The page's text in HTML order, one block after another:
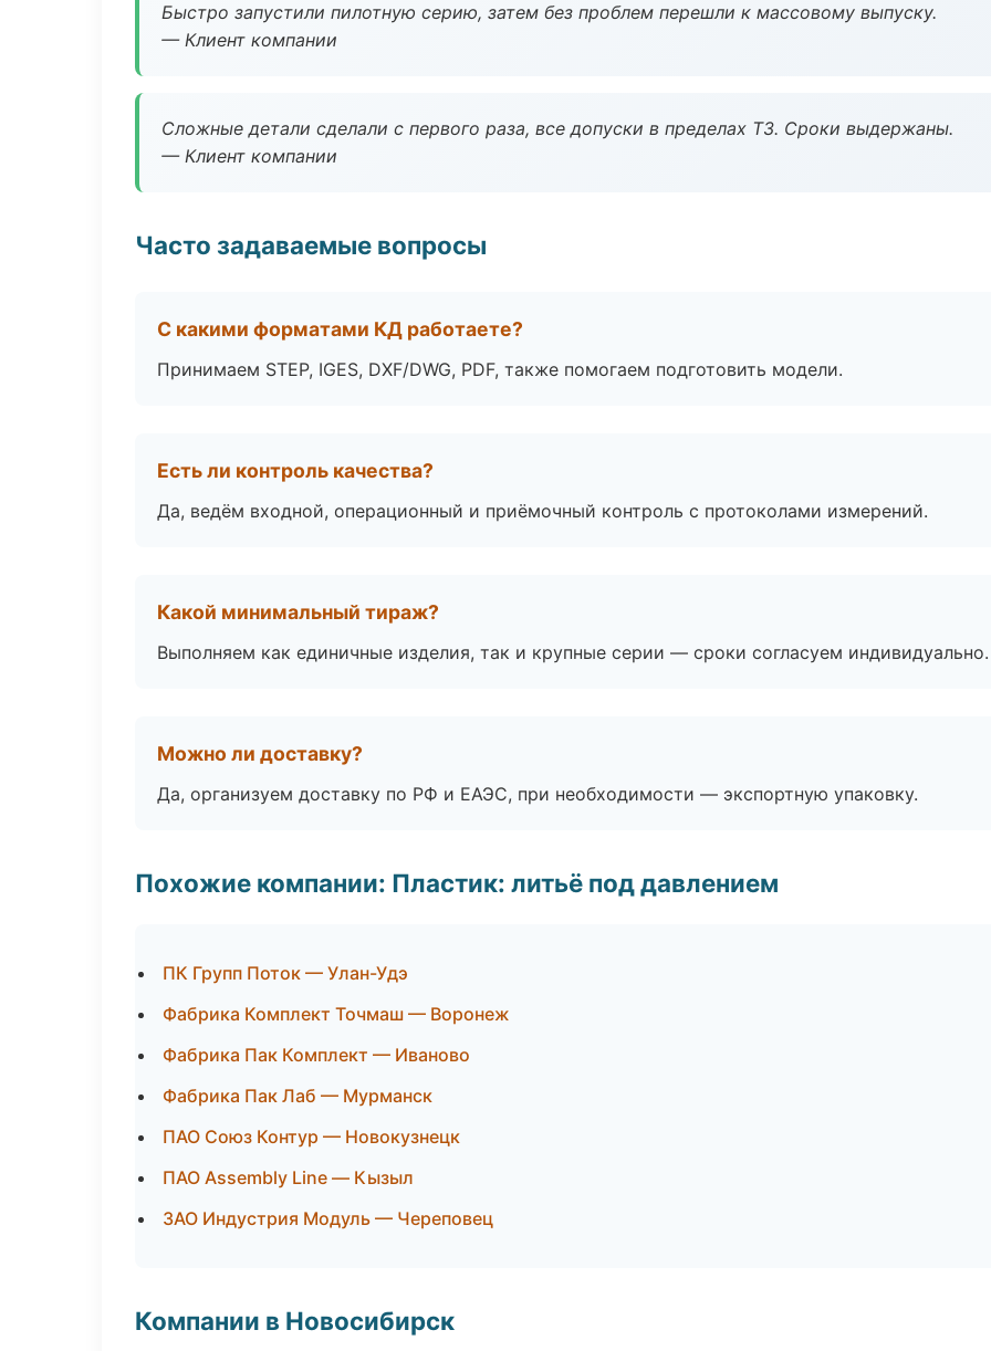
Быстро запустили пилотную серию, затем без проблем перешли к массовому выпуску.
— Клиент компании
Сложные детали сделали с первого раза, все допуски в пределах ТЗ. Сроки выдержаны.
— Клиент компании
Часто задаваемые вопросы
С какими форматами КД работаете?
Принимаем STEP, IGES, DXF/DWG, PDF, также помогаем подготовить модели.
Есть ли контроль качества?
Да, ведём входной, операционный и приёмочный контроль с протоколами измерений.
Какой минимальный тираж?
Выполняем как единичные изделия, так и крупные серии — сроки согласуем индивидуально.
Можно ли доставку?
Да, организуем доставку по РФ и ЕАЭС, при необходимости — экспортную упаковку.
Похожие компании: Пластик: литьё под давлением
ПК Групп Поток — Улан-Удэ
Фабрика Комплект Точмаш — Воронеж
Фабрика Пак Комплект — Иваново
Фабрика Пак Лаб — Мурманск
ПАО Союз Контур — Новокузнецк
ПАО Assembly Line — Кызыл
ЗАО Индустрия Модуль — Череповец
Компании в Новосибирск